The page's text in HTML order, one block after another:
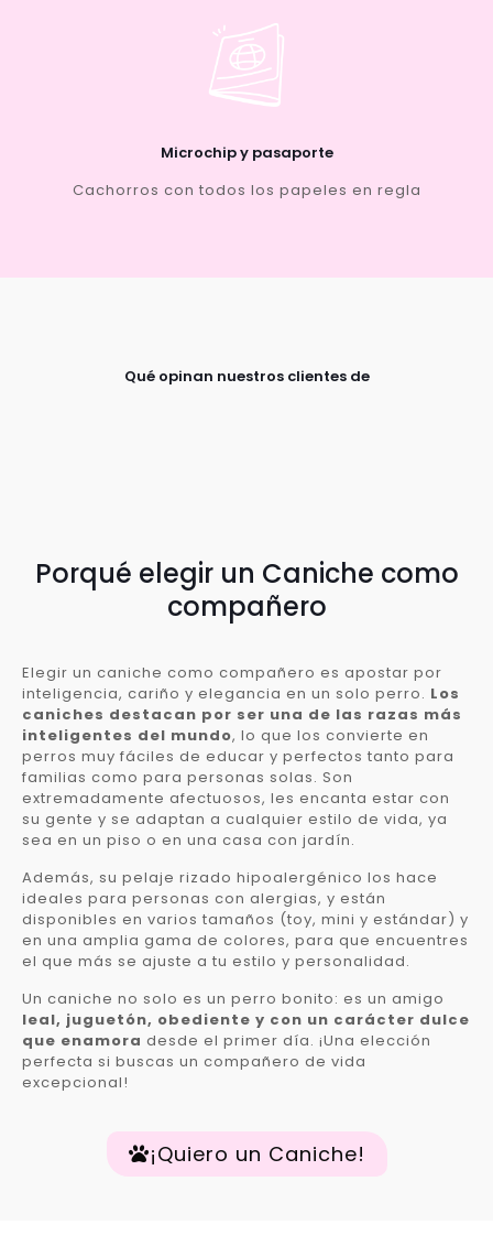
Microchip y pasaporte
Cachorros con todos los papeles en regla
Qué opinan nuestros clientes de
Porqué elegir un Caniche como
compañero
Elegir un caniche como compañero es apostar por
inteligencia, cariño y elegancia en un solo perro. Los
caniches destacan por ser una de las razas más
inteligentes del mundo, lo que los convierte en
perros muy fáciles de educar y perfectos tanto para
familias como para personas solas. Son
extremadamente afectuosos, les encanta estar con
su gente y se adaptan a cualquier estilo de vida, ya
sea en un piso o en una casa con jardín.
Además, su pelaje rizado hipoalergénico los hace
ideales para personas con alergias, y están
disponibles en varios tamaños (toy, mini y estándar) y
en una amplia gama de colores, para que encuentres
el que más se ajuste a tu estilo y personalidad.
Un caniche no solo es un perro bonito: es un amigo
leal, juguetón, obediente y con un carácter dulce
que enamora desde el primer día. ¡Una elección
perfecta si buscas un compañero de vida
excepcional!
¡Quiero un Caniche!